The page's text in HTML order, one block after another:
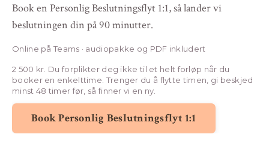
Book en Personlig Beslutningsflyt 1:1, så lander vi
beslutningen din på 90 minutter.
Online på Teams · audiopakke og PDF inkludert
2 500 kr. Du forplikter deg ikke til et helt forløp når du
booker en enkelttime. Trenger du å flytte timen, gi beskjed
minst 48 timer før, så finner vi en ny.
Book Personlig Beslutningsflyt 1:1